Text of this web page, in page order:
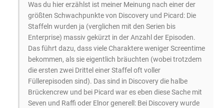
Was du hier erzählst ist meiner Meinung nach einer der
größten Schwachpunkte von Discovery und Picard: Die
Staffeln wurden ja (verglichen mit den Serien bis
Enterprise) massiv gekürzt in der Anzahl der Episoden.
Das führt dazu, dass viele Charaktere weniger Screentime
bekommen, als sie eigentlich bräuchten (wobei trotzdem
die ersten zwei Drittel einer Staffel oft voller
Füllerepisoden sind). Das sind in Discovery die halbe
Brückencrew und bei Picard war es eben diese Sache mit
Seven und Raffi oder Elnor generell: Bei Discovery wurde